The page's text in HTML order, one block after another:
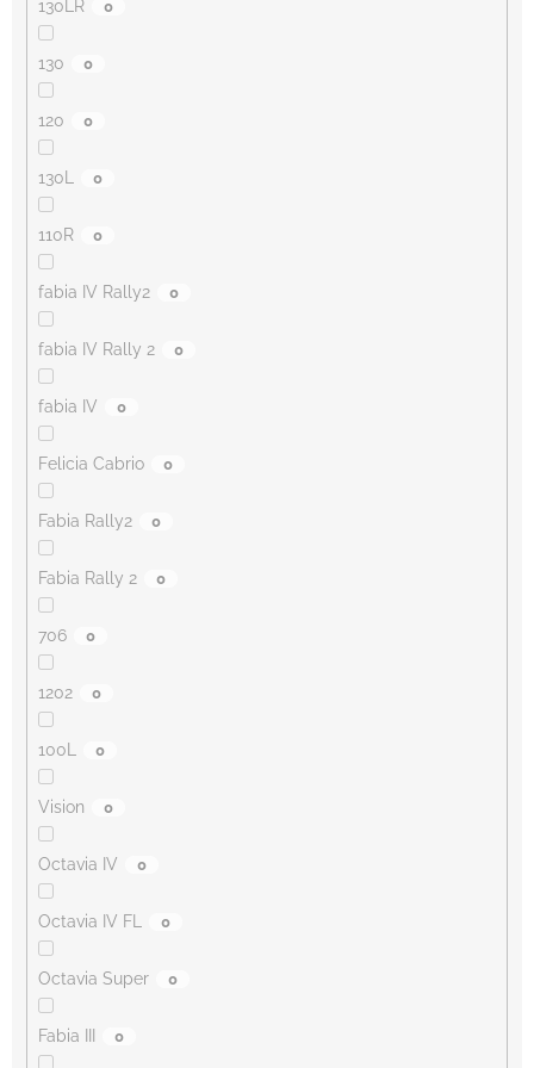
130LR 0
130 0
120 0
130L 0
110R 0
fabia IV Rally2 0
fabia IV Rally 2 0
fabia IV 0
Felicia Cabrio 0
Fabia Rally2 0
Fabia Rally 2 0
706 0
1202 0
100L 0
Vision 0
Octavia IV 0
Octavia IV FL 0
Octavia Super 0
Fabia III 0